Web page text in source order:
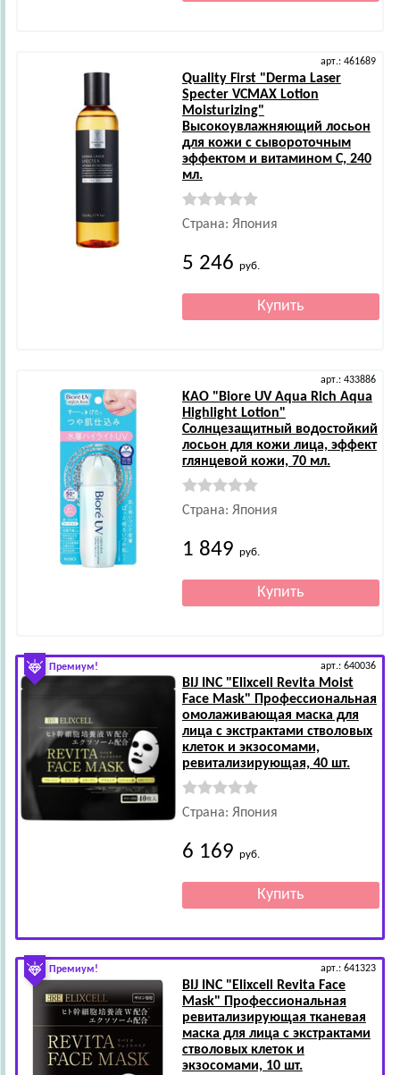
арт.: 461689
Quality First"Derma Laser
Specter VCMAX Lotion
Moisturizing"
Высокоувлажняющий лосьон
для кожи с сывороточным
эффектом и витамином С, 240
мл.
Страна: Япония
5 246 руб.
арт.: 433886
KAO"Biore UV Aqua Rich Aqua
Highlight Lotion"
Солнцезащитный водостойкий
лосьон для кожи лица, эффект
глянцевой кожи, 70 мл.
Страна: Япония
1 849 руб.
Премиум! арт.: 640036
BIJ INC"Elixcell Revita Moist
Face Mask" Профессиональная
омолаживающая маска для
лица с экстрактами стволовых
клеток и экзосомами,
ревитализирующая, 40 шт.
Страна: Япония
6 169 руб.
Премиум! арт.: 641323
BIJ INC"Elixcell Revita Face
Mask" Профессиональная
ревитализирующая тканевая
маска для лица с экстрактами
стволовых клеток и
экзосомами, 10 шт.